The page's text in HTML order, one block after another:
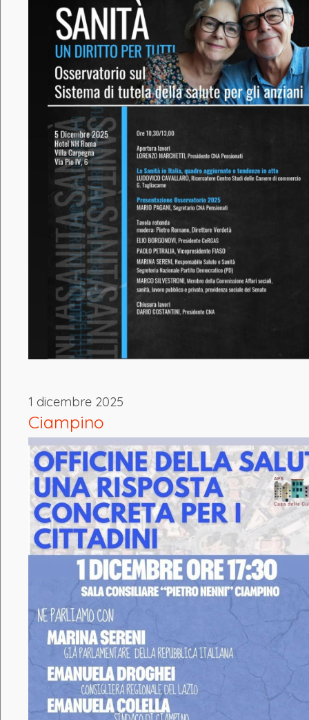
1 dicembre 2025
Ciampino